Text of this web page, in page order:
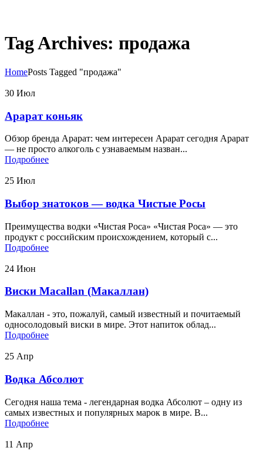
Tag Archives: продажа
HomePosts Tagged "продажа"
30 Июл
Арарат коньяк
Обзор бренда Арарат: чем интересен Арарат сегодня Арарат
— не просто алкоголь с узнаваемым назван...
Подробнее
25 Июл
Выбор знатоков — водка Чистые Росы
Преимущества водки «Чистая Роса» «Чистая Роса» — это
продукт с российским происхождением, который с...
Подробнее
24 Июн
Виски Macallan (Макаллан)
Макаллан - это, пожалуй, самый известный и почитаемый
односолодовый виски в мире. Этот напиток облад...
Подробнее
25 Апр
Водка Абсолют
Сегодня наша тема - легендарная водка Абсолют – одну из
самых известных и популярных марок в мире. В...
Подробнее
11 Апр